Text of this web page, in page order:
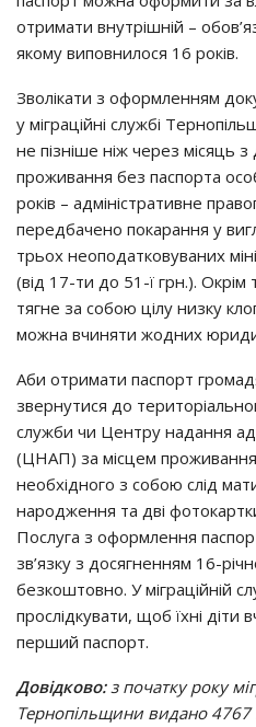
отримати внутрішній –
якому виповнилося 16 років.
Зволікати з оформленням
у міграційні службі
не пізніше ніж через місяць
проживання без паспорта
років – адміністративне
передбачено покарання у
трьох неоподатковуваних
(від 17-ти до 51-ї грн.). Окрім
тягне за собою цілу низку
можна вчиняти жодних
Аби отримати паспорт
звернутися до
служби чи Центру надання
(ЦНАП) за місцем проживання
необхідного з собою слід
народження та дві
Послуга з оформлення
зв’язку з досягненням 16-
безкоштовно. У міграційній
прослідкувати, щоб їхні діти
перший паспорт.
Довідково:з початку року
Тернопільщини видано 4767